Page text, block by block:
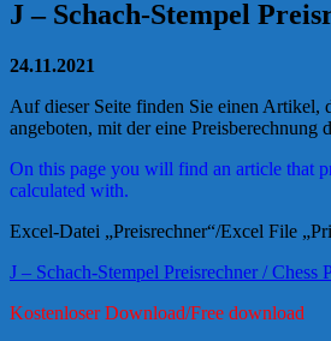
J – Schach-Stempel
24.11.2021
Auf dieser Seite finden Sie einen Artikel,
angeboten, mit der eine Preisberechnung
On this page you will find an article that
calculated with.
Excel-Datei „Preisrechner“/Excel File
J – Schach-Stempel Preisrechner / Chess
Kostenloser Download/Free download